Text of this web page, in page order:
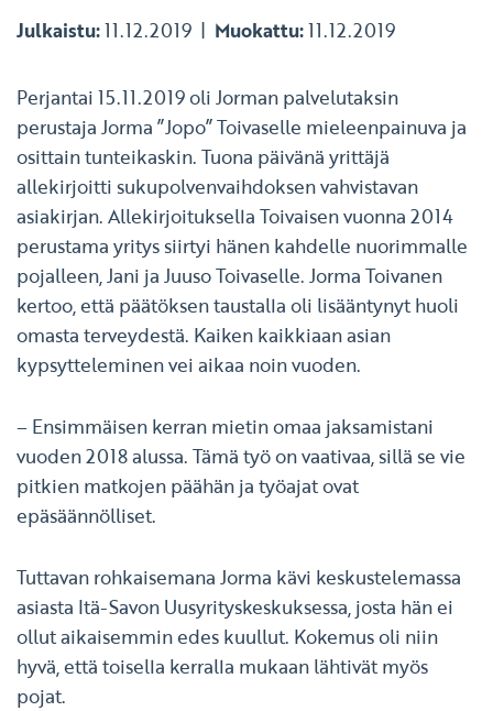
Julkaistu:11.12.2019 Muokattu:11.12.2019
Perjantai 15.11.2019 oli Jorman palvelutaksin
perustaja Jorma ”Jopo” Toivaselle mieleenpainuva ja
osittain tunteikaskin. Tuona päivänä yrittäjä
allekirjoitti sukupolvenvaihdoksen vahvistavan
asiakirjan. Allekirjoituksella Toivaisen vuonna 2014
perustama yritys siirtyi hänen kahdelle nuorimmalle
pojalleen, Jani ja Juuso Toivaselle. Jorma Toivanen
kertoo, että päätöksen taustalla oli lisääntynyt huoli
omasta terveydestä. Kaiken kaikkiaan asian
kypsytteleminen vei aikaa noin vuoden.
– Ensimmäisen kerran mietin omaa jaksamistani
vuoden 2018 alussa. Tämä työ on vaativaa, sillä se vie
pitkien matkojen päähän ja työajat ovat
epäsäännölliset.
Tuttavan rohkaisemana Jorma kävi keskustelemassa
asiasta Itä-Savon Uusyrityskeskuksessa, josta hän ei
ollut aikaisemmin edes kuullut. Kokemus oli niin
hyvä, että toisella kerralla mukaan lähtivät myös
pojat.